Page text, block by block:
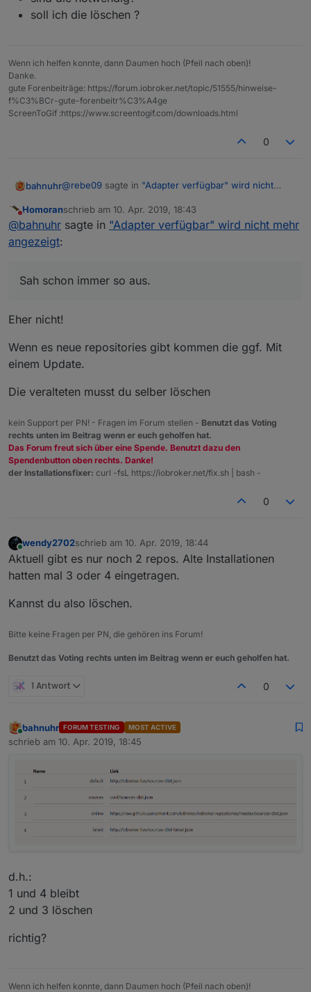
soll ich die löschen ?
Wenn ich helfen konnte, dann Daumen hoch (Pfeil nach oben)!
Danke.
gute Forenbeiträge: https://forum.iobroker.net/topic/51555/hinweise-
f%C3%BCr-gute-forenbeitr%C3%A4ge
ScreenToGif :https://www.screentogif.com/downloads.html
0
bahnuhr@rebe09 sagte in "Adapter verfügbar" wird nicht
@bahnuhr
Nicht stören
Homoranschrieb am 10. Apr. 2019, 18:43
zuletzt editiert von
@bahnuhr sagte in "Adapter verfügbar" wird nicht mehr
angezeigt:
Sah schon immer so aus.
Eher nicht!
Wenn es neue repositories gibt kommen die ggf. Mit
einem Update.
Die veralteten musst du selber löschen
kein Support per PN! - Fragen im Forum stellen - Benutzt das Voting
rechts unten im Beitrag wenn er euch geholfen hat.
Das Forum freut sich über eine Spende. Benutzt dazu den
Spendenbutton oben rechts. Danke!
der Installationsfixer: curl -fsL https://iobroker.net/fix.sh | bash -
0
Online
wendy2702schrieb am 10. Apr. 2019, 18:44
zuletzt editiert von
Aktuell gibt es nur noch 2 repos. Alte Installationen
hatten mal 3 oder 4 eingetragen.
Kannst du also löschen.
Bitte keine Fragen per PN, die gehören ins Forum!
Benutzt das Voting rechts unten im Beitrag wenn er euch geholfen hat.
1 Antwort 0
Online
bahnuhr FORUM TESTING MOST ACTIVE
schrieb am 10. Apr. 2019, 18:45
zuletzt editiert von
d.h.:
1 und 4 bleibt
2 und 3 löschen
richtig?
Wenn ich helfen konnte, dann Daumen hoch (Pfeil nach oben)!